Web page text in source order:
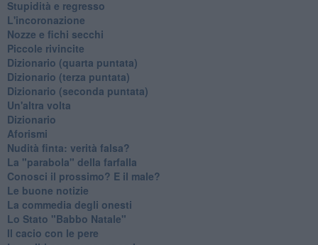
Stupidità e regresso
L'incoronazione
Nozze e fichi secchi
Piccole rivincite
​Dizionario (quarta puntata)
​Dizionario (terza puntata)
​Dizionario (seconda puntata)
Un'altra volta
Dizionario
Aforismi
Nudità finta: verità falsa?
La "parabola" della farfalla
Conosci il prossimo? E il male?
Le buone notizie
La commedia degli onesti
Lo Stato "Babbo Natale"
Il cacio con le pere